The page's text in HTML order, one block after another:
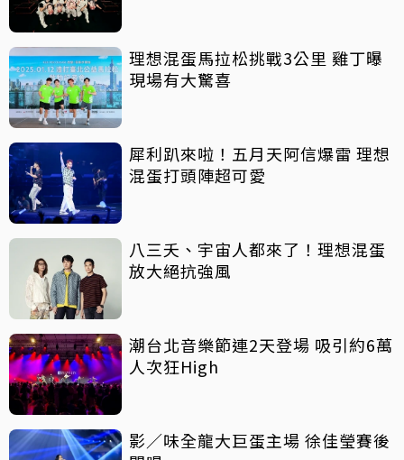
理想混蛋馬拉松挑戰3公里 雞丁曝
現場有大驚喜
犀利趴來啦！五月天阿信爆雷 理想
混蛋打頭陣超可愛
八三夭、宇宙人都來了！理想混蛋
放大絕抗強風
潮台北音樂節連2天登場 吸引約6萬
人次狂High
影／味全龍大巨蛋主場 徐佳瑩賽後